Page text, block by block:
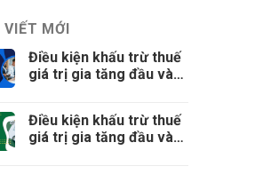
VIẾT MỚI
Điều kiện khấu trừ thuế
giá trị gia tăng đầu vào
Điều kiện khấu trừ thuế
giá trị gia tăng đầu vào